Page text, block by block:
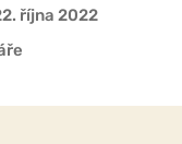
října 2022
u